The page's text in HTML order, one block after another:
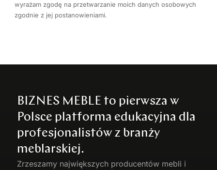
wyrażam zgodę na przetwarzanie moich danych osobowych
zgodnie z jej postanowieniami.
BIZNES MEBLE to pierwsza w
Polsce platforma edukacyjna dla
profesjonalistów z branży
meblarskiej.
Zrzeszamy największych producentów mebli i